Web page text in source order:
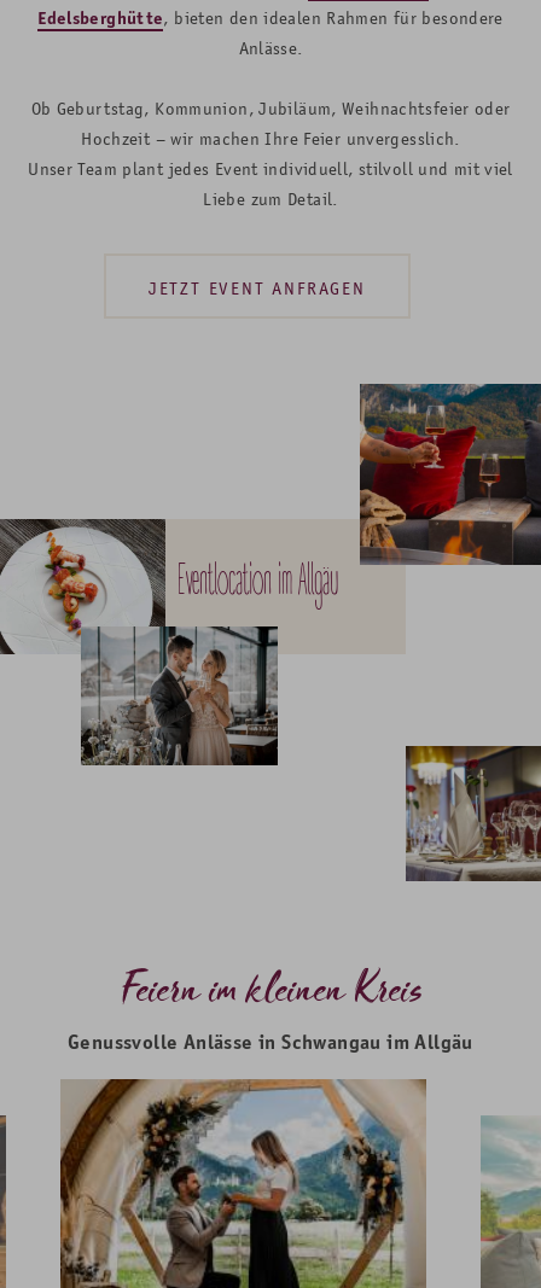
Edelsberghütte, bieten den idealen Rahmen für besondere
Anlässe.
Ob Geburtstag, Kommunion, Jubiläum, Weihnachtsfeier oder
Hochzeit – wir machen Ihre Feier unvergesslich.
Unser Team plant jedes Event individuell, stilvoll und mit viel
Liebe zum Detail.
JETZT EVENT ANFRAGEN
Eventlocation im Allgäu
Feiern im kleinen Kreis
Genussvolle Anlässe in Schwangau im Allgäu